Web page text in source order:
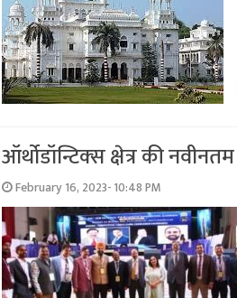
ऑर्थोडॉन्टिक्‍स क्षेत्र की
February 16, 2023- 10:48 PM